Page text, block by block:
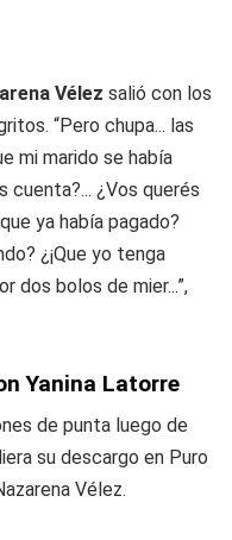
Vélez salió con los
“Pero chupa... las
mi marido se había
cuenta?... ¿Vos querés
ya había pagado?
¿¡Que yo tenga
dos bolos de mier...”,
Yanina Latorre
de punta luego de
su descargo en Puro
Vélez.